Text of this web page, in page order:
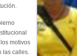
motivos
las calles.